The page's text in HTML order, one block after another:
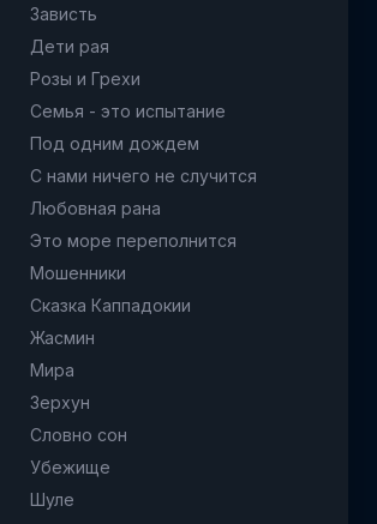
Зависть
Дети рая
Розы и Грехи
Семья - это испытание
Под одним дождем
С нами ничего не случится
Любовная рана
Это море переполнится
Мошенники
Сказка Каппадокии
Жасмин
Мира
Зерхун
Словно сон
Убежище
Шуле